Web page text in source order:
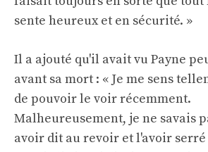
sente heureux et en sécurité. »
Il a ajouté qu'il avait vu Payne
avant sa mort : « Je me sens
de pouvoir le voir récemment.
Malheureusement, je ne savais
avoir dit au revoir et l'avoir serré